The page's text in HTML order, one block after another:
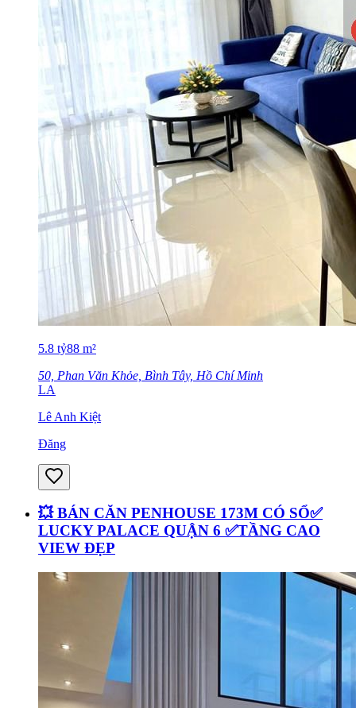
5.8 tỷ88 m²
50, Phan Văn Khỏe, Bình Tây, Hồ Chí Minh
LA
Lê Anh Kiệt
Đăng
💥 BÁN CĂN PENHOUSE 173M CÓ SỔ✅
LUCKY PALACE QUẬN 6 ✅TẦNG CAO
VIEW ĐẸP